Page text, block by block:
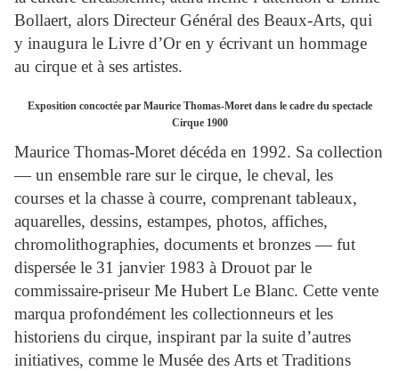
Bollaert, alors Directeur Général des Beaux-Arts, qui
y inaugura le Livre d’Or en y écrivant un hommage
au cirque et à ses artistes.
Exposition concoctée par Maurice Thomas-Moret dans le cadre du spectacle
Cirque 1900
Maurice Thomas-Moret décéda en 1992. Sa collection
— un ensemble rare sur le cirque, le cheval, les
courses et la chasse à courre, comprenant tableaux,
aquarelles, dessins, estampes, photos, affiches,
chromolithographies, documents et bronzes — fut
dispersée le 31 janvier 1983 à Drouot par le
commissaire-priseur Me Hubert Le Blanc. Cette vente
marqua profondément les collectionneurs et les
historiens du cirque, inspirant par la suite d’autres
initiatives, comme le Musée des Arts et Traditions